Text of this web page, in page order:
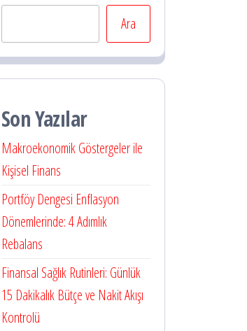
Ara
Son Yazılar
Makroekonomik Göstergeler ile
Kişisel Finans
Portföy Dengesi Enflasyon
Dönemlerinde: 4 Adımlık
Rebalans
Finansal Sağlık Rutinleri: Günlük
15 Dakikalık Bütçe ve Nakit Akışı
Kontrolü